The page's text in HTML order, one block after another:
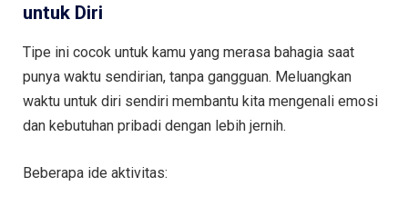
untuk Diri
Tipe ini cocok untuk kamu yang merasa bahagia saat
punya waktu sendirian, tanpa gangguan. Meluangkan
waktu untuk diri sendiri membantu kita mengenali emosi
dan kebutuhan pribadi dengan lebih jernih.
Beberapa ide aktivitas: